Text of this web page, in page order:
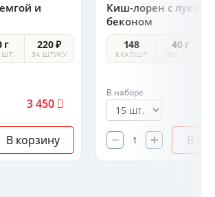
и
г
ШТ.
220 ₽
ЗА ШТУКУ
3 450
В корзину
Киш-лорен с луком-
беконом
148
ККАЛ/ШТ
40 г
ВЕС ШТ.
В наборе
В